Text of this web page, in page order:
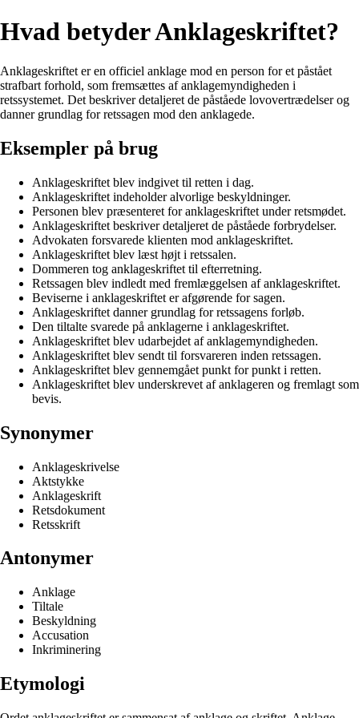
Hvad betyder Anklageskriftet?
Anklageskriftet er en officiel anklage mod en person for et påstået
strafbart forhold, som fremsættes af anklagemyndigheden i
retssystemet. Det beskriver detaljeret de påståede lovovertrædelser og
danner grundlag for retssagen mod den anklagede.
Eksempler på brug
Anklageskriftet blev indgivet til retten i dag.
Anklageskriftet indeholder alvorlige beskyldninger.
Personen blev præsenteret for anklageskriftet under retsmødet.
Anklageskriftet beskriver detaljeret de påståede forbrydelser.
Advokaten forsvarede klienten mod anklageskriftet.
Anklageskriftet blev læst højt i retssalen.
Dommeren tog anklageskriftet til efterretning.
Retssagen blev indledt med fremlæggelsen af anklageskriftet.
Beviserne i anklageskriftet er afgørende for sagen.
Anklageskriftet danner grundlag for retssagens forløb.
Den tiltalte svarede på anklagerne i anklageskriftet.
Anklageskriftet blev udarbejdet af anklagemyndigheden.
Anklageskriftet blev sendt til forsvareren inden retssagen.
Anklageskriftet blev gennemgået punkt for punkt i retten.
Anklageskriftet blev underskrevet af anklageren og fremlagt som
bevis.
Synonymer
Anklageskrivelse
Aktstykke
Anklageskrift
Retsdokument
Retsskrift
Antonymer
Anklage
Tiltale
Beskyldning
Accusation
Inkriminering
Etymologi